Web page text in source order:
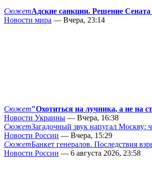
СюжетАдские санкции. Решение
Новости мира — Вчера, 23:14
Сюжет"Охотиться на лучника, а не на
Новости Украины — Вчера, 16:38
СюжетЗагадочный звук напугал Москву:
Новости России — Вчера, 15:29
СюжетБанкет генералов. Последствия
Новости России — 6 августа 2026, 23:58